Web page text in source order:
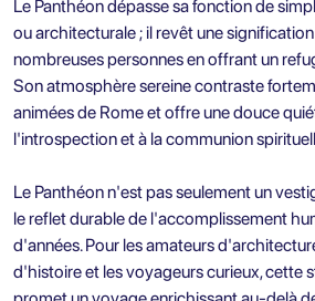
Le Panthéon dépasse sa fonction de
ou architecturale ; il revêt une
nombreuses personnes en offrant un
Son atmosphère sereine contraste
animées de Rome et offre une douce
l'introspection et à la communion
Le Panthéon n'est pas seulement un
le reflet durable de l'accomplissement
d'années. Pour les amateurs
d'histoire et les voyageurs curieux, cette